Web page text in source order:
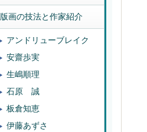
版画の技法と作家紹介
アンドリューブレイク
安齋歩実
生嶋順理
石原 誠
板倉知恵
伊藤あずさ